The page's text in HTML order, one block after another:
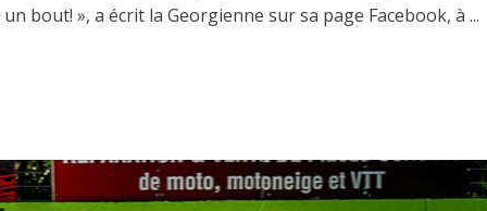
bout! », a écrit la Georgienne sur sa page Facebook, à ...